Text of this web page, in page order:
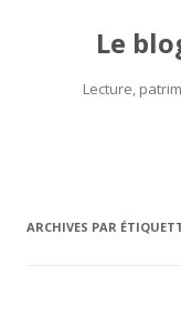
Le
Lecture,
ARCHIVES PAR